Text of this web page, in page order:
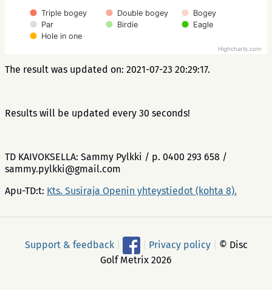
Triple bogey Double bogey
Bogey
Par
Birdie
Eagle
Hole in one
Highcharts.com
The result was updated on: 2021-07-23 20:29:17.
Results will be updated every 30 seconds!
TD KAIVOKSELLA: Sammy Pylkki / p. 0400 293 658 /
sammy.pylkki@gmail.com
Apu-TD:t: Kts. Susiraja Openin yhteystiedot (kohta 8).
Support & feedback Privacy policy
© Disc
Golf Metrix 2026